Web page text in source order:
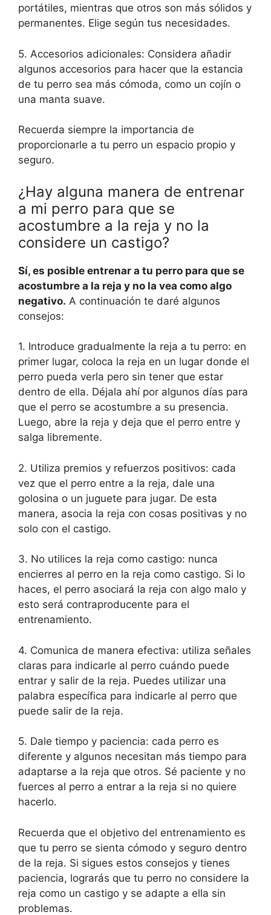
portátiles, mientras que otros son más sólidos y
permanentes. Elige según tus necesidades.
5. Accesorios adicionales: Considera añadir
algunos accesorios para hacer que la estancia
de tu perro sea más cómoda, como un cojín o
una manta suave.
Recuerda siempre la importancia de
proporcionarle a tu perro un espacio propio y
seguro.
¿Hay alguna manera de entrenar
a mi perro para que se
acostumbre a la reja y no la
considere un castigo?
Sí, es posible entrenar a tu perro para que se
acostumbre a la reja y no la vea como algo
negativo. A continuación te daré algunos
consejos:
1. Introduce gradualmente la reja a tu perro: en
primer lugar, coloca la reja en un lugar donde el
perro pueda verla pero sin tener que estar
dentro de ella. Déjala ahí por algunos días para
que el perro se acostumbre a su presencia.
Luego, abre la reja y deja que el perro entre y
salga libremente.
2. Utiliza premios y refuerzos positivos: cada
vez que el perro entre a la reja, dale una
golosina o un juguete para jugar. De esta
manera, asocia la reja con cosas positivas y no
solo con el castigo.
3. No utilices la reja como castigo: nunca
encierres al perro en la reja como castigo. Si lo
haces, el perro asociará la reja con algo malo y
esto será contraproducente para el
entrenamiento.
4. Comunica de manera efectiva: utiliza señales
claras para indicarle al perro cuándo puede
entrar y salir de la reja. Puedes utilizar una
palabra específica para indicarle al perro que
puede salir de la reja.
5. Dale tiempo y paciencia: cada perro es
diferente y algunos necesitan más tiempo para
adaptarse a la reja que otros. Sé paciente y no
fuerces al perro a entrar a la reja si no quiere
hacerlo.
Recuerda que el objetivo del entrenamiento es
que tu perro se sienta cómodo y seguro dentro
de la reja. Si sigues estos consejos y tienes
paciencia, lograrás que tu perro no considere la
reja como un castigo y se adapte a ella sin
problemas.